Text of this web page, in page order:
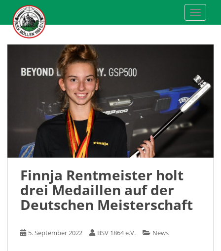
i
Finnja Rentmeister holt
drei Medaillen auf der
Deutschen Meisterschaft
5. September 2022 BSV 1864 e.V. News